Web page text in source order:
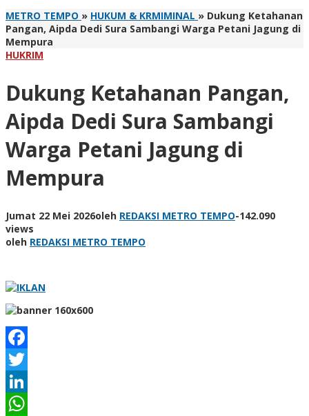
METRO TEMPO » HUKUM & KRMIMINAL » Dukung Ketahanan
Pangan, Aipda Dedi Sura Sambangi Warga Petani Jagung di
Mempura
HUKRIM
Dukung Ketahanan Pangan,
Aipda Dedi Sura Sambangi
Warga Petani Jagung di
Mempura
Jumat 22 Mei 2026oleh REDAKSI METRO TEMPO-142.090
views
oleh REDAKSI METRO TEMPO
Facebook
Twitter
LinkedIn